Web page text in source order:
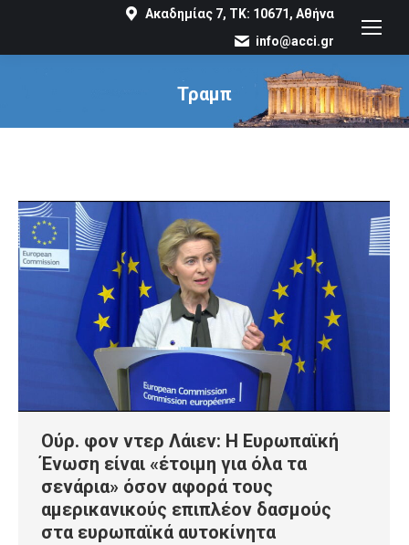
Ακαδημίας 7, ΤΚ: 10671, Αθήνα
info@acci.gr
Τραμπ
You are here:
Ούρ. φον ντερ Λάιεν: Η Ευρωπαϊκή
Ένωση είναι «έτοιμη για όλα τα
σενάρια» όσον αφορά τους
αμερικανικούς επιπλέον δασμούς
στα ευρωπαϊκά αυτοκίνητα